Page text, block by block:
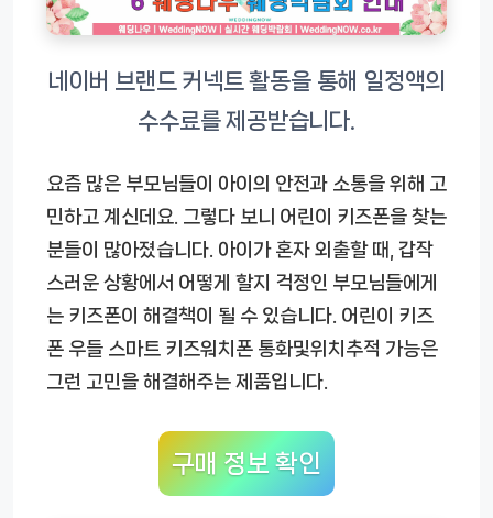
요즘 많은 부모님들이 아이의 안전과 소통을 위해 고
민하고 계신데요. 그렇다 보니 어린이 키즈폰을 찾는
분들이 많아졌습니다. 아이가 혼자 외출할 때, 갑작
스러운 상황에서 어떻게 할지 걱정인 부모님들에게
는 키즈폰이 해결책이 될 수 있습니다. 어린이 키즈
폰 우들 스마트 키즈워치폰 통화및위치추적 가능은
그런 고민을 해결해주는 제품입니다.
구매 정보 확인